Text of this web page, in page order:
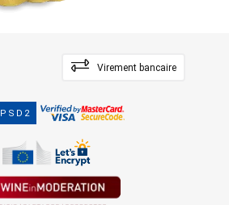
Virement bancaire
PSD2